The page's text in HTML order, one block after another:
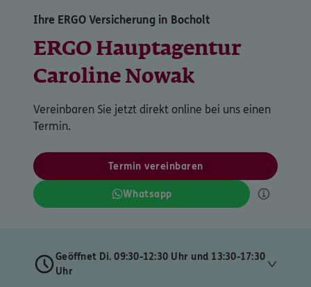
Ihre ERGO Versicherung in Bocholt
ERGO Hauptagentur
Caroline Nowak
Vereinbaren Sie jetzt direkt online bei uns einen
Termin.
Termin vereinbaren
Whatsapp
Geöffnet Di. 09:30-12:30 Uhr und 13:30-17:30
Uhr